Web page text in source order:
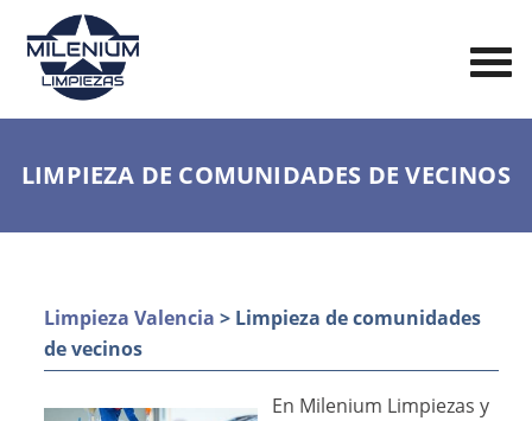
LIMPIEZA DE COMUNIDADES DE VECINOS
Limpieza Valencia > Limpieza de comunidades
de vecinos
En Milenium Limpiezas y